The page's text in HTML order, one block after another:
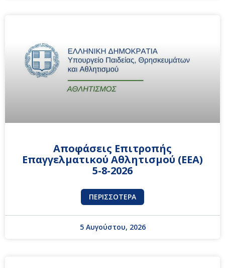
Αποφάσεις Επιτροπής
Επαγγελματικού Αθλητισμού (ΕΕΑ)
5-8-2026
ΠΕΡΙΣΣΌΤΕΡΑ
5 Αυγούστου, 2026